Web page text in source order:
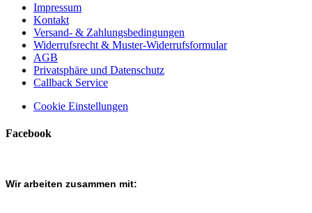
Impressum
Kontakt
Versand- & Zahlungsbedingungen
Widerrufsrecht & Muster-Widerrufsformular
AGB
Privatsphäre und Datenschutz
Callback Service
Cookie Einstellungen
Facebook
Wir arbeiten zusammen mit: